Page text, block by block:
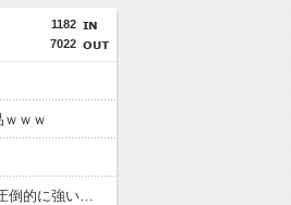
1182
7022
ｗｗｗ
ライチュウ「ピチューとピカチュウより圧倒的に強いですｗｗｗ」←こいつが不人気な理由